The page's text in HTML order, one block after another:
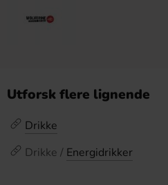
Utforsk flere lignende
Drikke
Drikke / Energidrikker